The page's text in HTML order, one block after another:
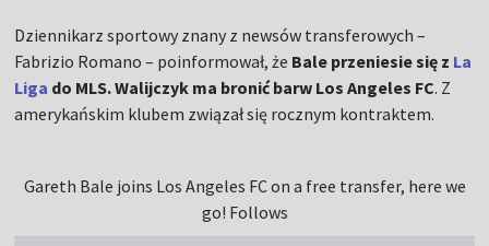
Dziennikarz sportowy znany z newsów transferowych –
Fabrizio Romano – poinformował, że Bale przeniesie się z La
Liga do MLS. Walijczyk ma bronić barw Los Angeles FC. Z
amerykańskim klubem związał się rocznym kontraktem.
Gareth Bale joins Los Angeles FC on a free transfer, here we
go! Follows